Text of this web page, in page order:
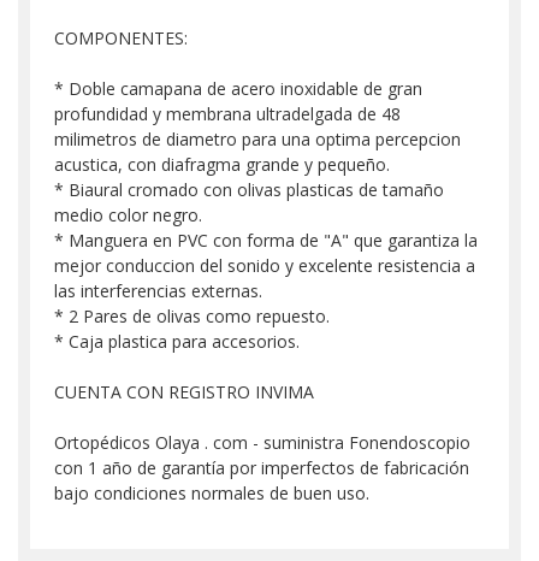
COMPONENTES:
* Doble camapana de acero inoxidable de gran
profundidad y membrana ultradelgada de 48
milimetros de diametro para una optima percepcion
acustica, con diafragma grande y pequeño.
* Biaural cromado con olivas plasticas de tamaño
medio color negro.
* Manguera en PVC con forma de "A" que garantiza la
mejor conduccion del sonido y excelente resistencia a
las interferencias externas.
* 2 Pares de olivas como repuesto.
* Caja plastica para accesorios.
CUENTA CON REGISTRO INVIMA
Ortopédicos Olaya . com - suministra Fonendoscopio
con 1 año de garantía por imperfectos de fabricación
bajo condiciones normales de buen uso.